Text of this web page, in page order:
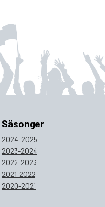
Säsonger
2024-2025
2023-2024
2022-2023
2021-2022
2020-2021